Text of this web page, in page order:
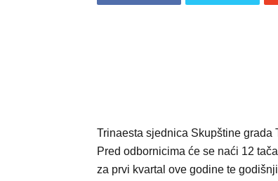
Trinaesta sjednica Skupštine grada
Pred odbornicima će se naći 12
za prvi kvartal ove godine te